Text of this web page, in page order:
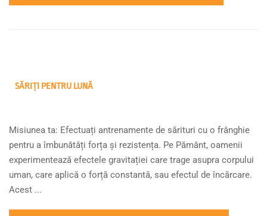
SĂRIȚI PENTRU LUNĂ
Misiunea ta: Efectuați antrenamente de sărituri cu o frânghie
pentru a îmbunătăți forța și rezistența. Pe Pământ, oamenii
experimentează efectele gravitației care trage asupra corpului
uman, care aplică o forță constantă, sau efectul de încărcare.
Acest ...